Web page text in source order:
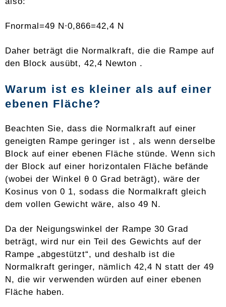
Fnormal=49 N⋅0,866=42,4 N
Daher beträgt die Normalkraft, die die Rampe auf
den Block ausübt, 42,4 Newton .
Warum ist es kleiner als auf einer
ebenen Fläche?
Beachten Sie, dass die Normalkraft auf einer
geneigten Rampe geringer ist , als wenn derselbe
Block auf einer ebenen Fläche stünde. Wenn sich
der Block auf einer horizontalen Fläche befände
(wobei der Winkel θ 0 Grad beträgt), wäre der
Kosinus von 0 1, sodass die Normalkraft gleich
dem vollen Gewicht wäre, also 49 N.
Da der Neigungswinkel der Rampe 30 Grad
beträgt, wird nur ein Teil des Gewichts auf der
Rampe „abgestützt“, und deshalb ist die
Normalkraft geringer, nämlich 42,4 N statt der 49
N, die wir verwenden würden auf einer ebenen
Fläche haben.